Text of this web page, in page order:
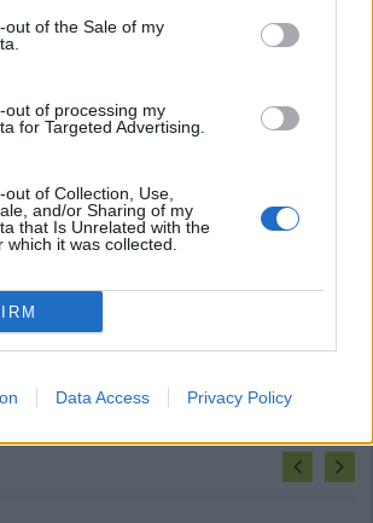
out of the Sale of my
out of processing my
for Targeted Advertising.
of Collection, Use,
and/or Sharing of my
that Is Unrelated with the
which it was collected.
Data Access Privacy Policy